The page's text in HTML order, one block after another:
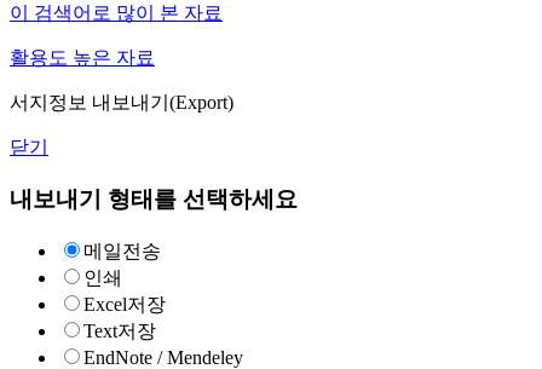
이 검색어로 많이 본 자료
활용도 높은 자료
서지정보 내보내기(Export)
닫기
내보내기 형태를 선택하세요
메일전송
인쇄
Excel저장
Text저장
EndNote / Mendeley